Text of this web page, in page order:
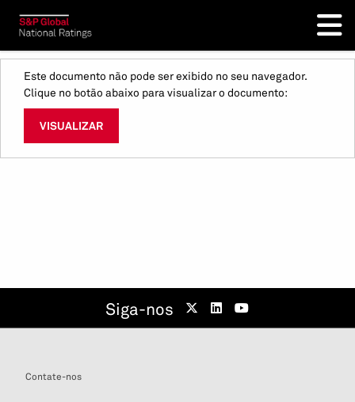
Este documento não pode ser exibido no seu navegador.
Clique no botão abaixo para visualizar o documento:
VISUALIZAR
Siga-nos
Contate-nos